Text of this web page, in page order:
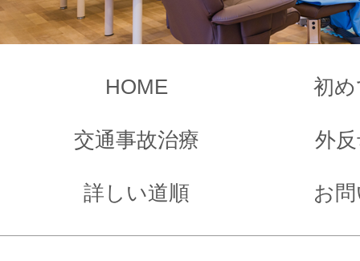
HOME 初
交通事故治療 外
詳しい道順 お